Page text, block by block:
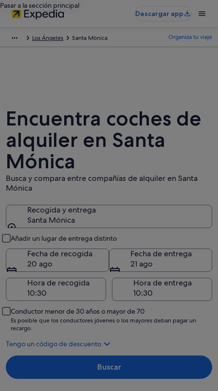
Pasar a la sección principal
Descargar app
Los Ángeles Santa Mónica Organiza tu viaje
Encuentra coches de
alquiler en Santa
Mónica
Busca y compara entre compañías de alquiler en Santa
Mónica
Recogida y entrega
Santa Mónica
Añadir un lugar de entrega distinto
Fecha de recogida
20 ago
Fecha de entrega
21 ago
Hora de recogida
Hora de entrega
Conductor menor de 30 años o mayor de 70
Es posible que los conductores jóvenes o los mayores deban pagar un
recargo.
Tengo un código de descuento
Buscar